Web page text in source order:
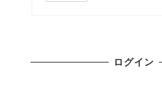
ログイン